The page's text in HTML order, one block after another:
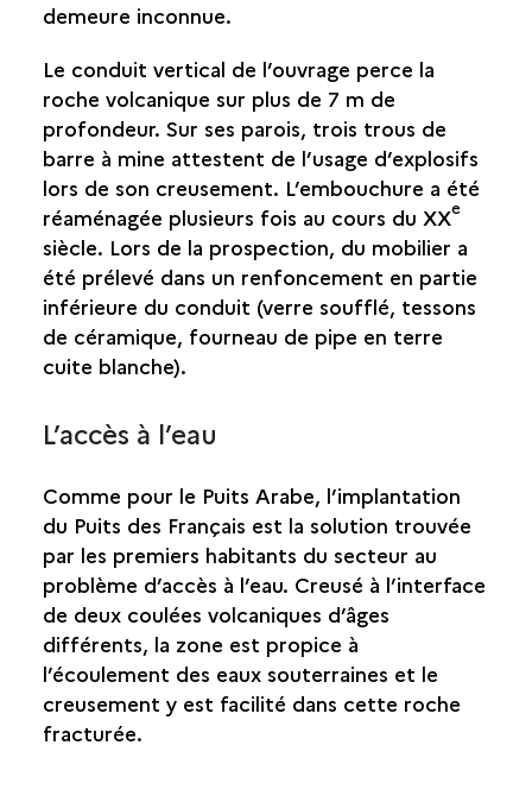
SAINT-PHILIPPE
PUITS DES FRANÇAIS
SAINTE-ROSE
SAINTE-SUZANNE
SALAZIE
demeure inconnue.
Le conduit vertical de l’ouvrage perce la
roche volcanique sur plus de 7 m de
profondeur. Sur ses parois, trois trous de
barre à mine attestent de l’usage d’explosifs
lors de son creusement. L’embouchure a été
réaménagée plusieurs fois au cours du XXe
siècle. Lors de la prospection, du mobilier a
été prélevé dans un renfoncement en partie
inférieure du conduit (verre soufflé, tessons
de céramique, fourneau de pipe en terre
cuite blanche).
L’accès à l’eau
Comme pour le Puits Arabe, l’implantation
du Puits des Français est la solution trouvée
par les premiers habitants du secteur au
problème d’accès à l’eau. Creusé à l’interface
de deux coulées volcaniques d’âges
différents, la zone est propice à
l’écoulement des eaux souterraines et le
creusement y est facilité dans cette roche
fracturée.